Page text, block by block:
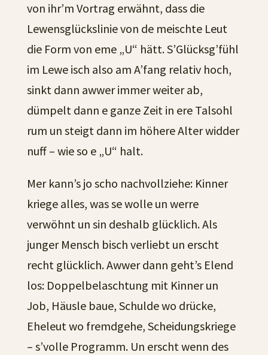
von ihr’m Vortrag erwähnt, dass die
Lewensglückslinie von de meischte Leut
die Form von eme „U“ hätt. S’Glücksg’fühl
im Lewe isch also am A’fang relativ hoch,
sinkt dann awwer immer weiter ab,
dümpelt dann e ganze Zeit in ere Talsohl
rum un steigt dann im höhere Alter widder
nuff – wie so e „U“ halt.
Mer kann’s jo scho nachvollziehe: Kinner
kriege alles, was se wolle un werre
verwöhnt un sin deshalb glücklich. Als
junger Mensch bisch verliebt un erscht
recht glücklich. Awwer dann geht’s Elend
los: Doppelbelaschtung mit Kinner un
Job, Häusle baue, Schulde wo drücke,
Eheleut wo fremdgehe, Scheidungskriege
– s’volle Programm. Un erscht wenn des